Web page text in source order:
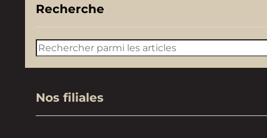
Recherche
Rechercher
Nos filiales